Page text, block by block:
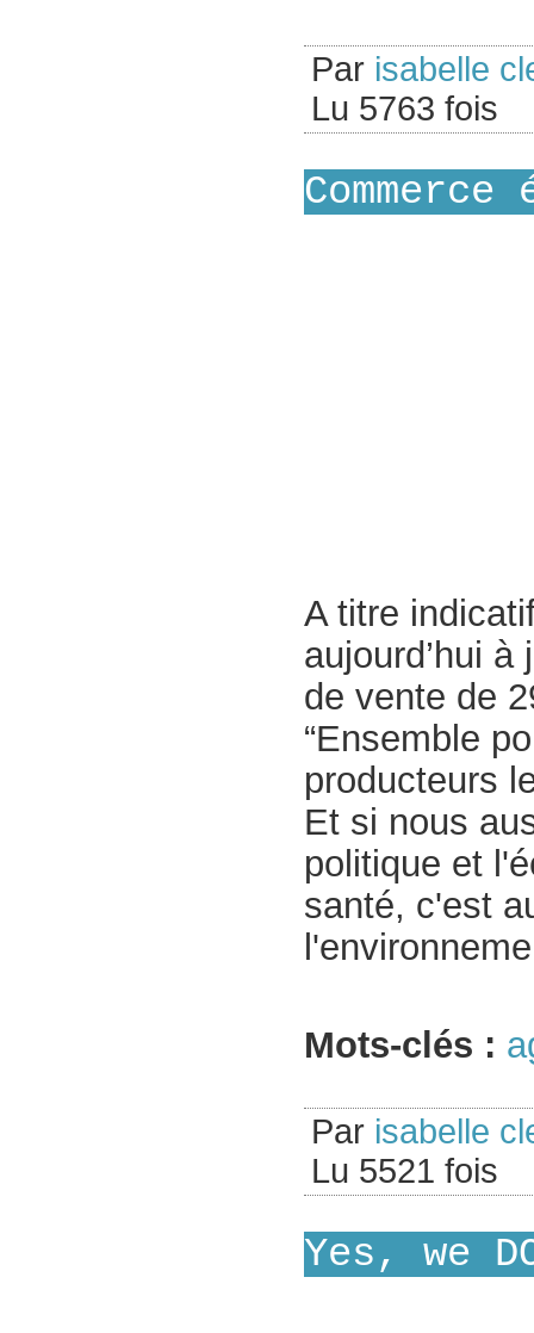
Par isabelle
Lu 5763 fois
A titre
aujourd’hui
de vente de
“Ensemble
producteurs
Et si nous
politique et
santé, c'est
Mots-clés :
Par isabelle
Lu 5521 fois
Yes, we